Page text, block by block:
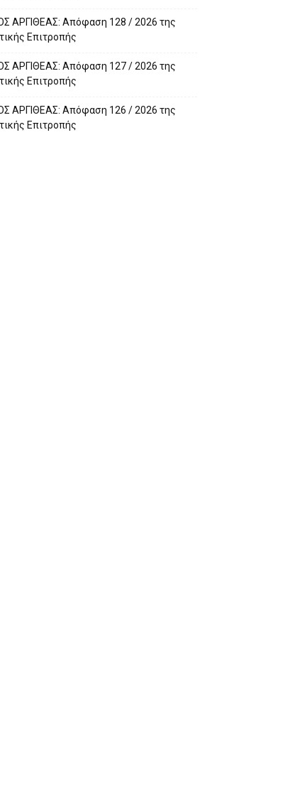
ΑΡΓΙΘΕΑΣ: Απόφαση 128 / 2026 της
Επιτροπής
ΑΡΓΙΘΕΑΣ: Απόφαση 127 / 2026 της
Επιτροπής
ΑΡΓΙΘΕΑΣ: Απόφαση 126 / 2026 της
Επιτροπής